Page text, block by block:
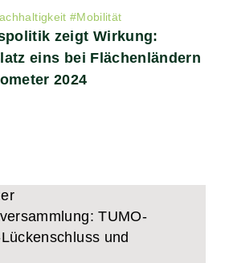
#Mobilität
zeigt Wirkung:
eins bei Flächenländern
2024